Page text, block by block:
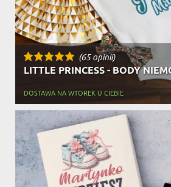
(65 opinii)
LITTLE PRINCESS - BODY
DOSTAWA NA WTOREK U CIEBIE